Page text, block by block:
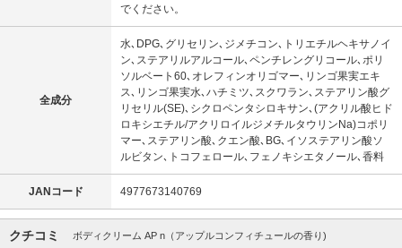
でください。
全成分
水､DPG､グリセリン､ジメチコン､トリエチルヘキサノイ
ン､ステアリルアルコール､ペンチレングリコール､ポリ
ソルベート60､オレフィンオリゴマー､リンゴ果実エキ
ス､リンゴ果実水､ハチミツ､スクワラン､ステアリン酸グ
リセリル(SE)､シクロペンタシロキサン､(アクリル酸ヒド
ロキシエチル/アクリロイルジメチルタウリンNa)コポリ
マー､ステアリン酸､クエン酸､BG､イソステアリン酸ソ
ルビタン､トコフェロール､フェノキシエタノール､香料
JANコード 4977673140769
クチコミ ボディクリーム AP n（アップルコンフィチュールの香り)